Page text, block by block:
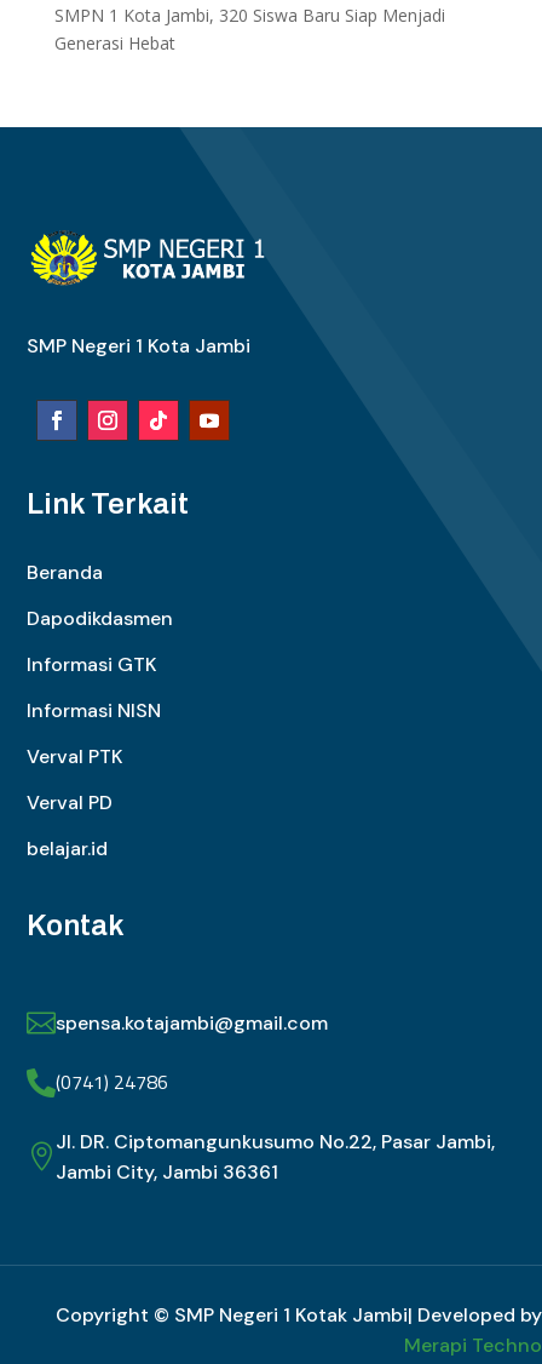
SMPN 1 Kota Jambi, 320 Siswa Baru Siap Menjadi
Generasi Hebat
SMP Negeri 1 Kota Jambi
Link Terkait
Beranda
Dapodikdasmen
Informasi GTK
Informasi NISN
Verval PTK
Verval PD
belajar.id
Kontak
spensa.kotajambi@gmail.com
(0741) 24786
Jl. DR. Ciptomangunkusumo No.22, Pasar Jambi,
Jambi City, Jambi 36361
Copyright © SMP Negeri 1 Kotak Jambi| Developed by
Merapi Techno